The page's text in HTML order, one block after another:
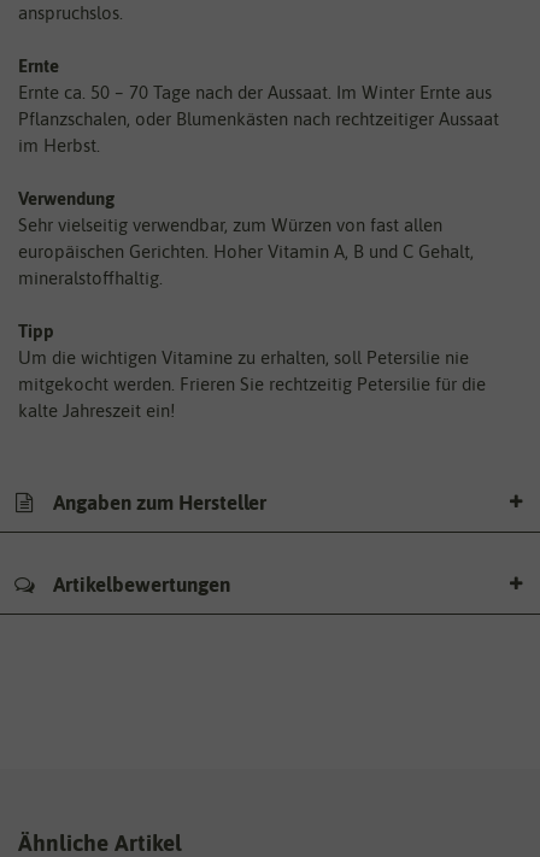
anspruchslos.
Ernte
Ernte ca. 50 – 70 Tage nach der Aussaat. Im Winter Ernte aus
Pflanzschalen, oder Blumenkästen nach rechtzeitiger Aussaat
im Herbst.
Verwendung
Sehr vielseitig verwendbar, zum Würzen von fast allen
europäischen Gerichten. Hoher Vitamin A, B und C Gehalt,
mineralstoffhaltig.
Tipp
Um die wichtigen Vitamine zu erhalten, soll Petersilie nie
mitgekocht werden. Frieren Sie rechtzeitig Petersilie für die
kalte Jahreszeit ein!
Angaben zum Hersteller
Artikelbewertungen
Ähnliche Artikel